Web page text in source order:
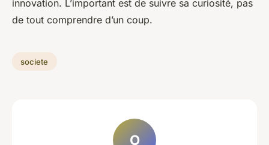
innovation. L’important est de suivre sa curiosité, pas
de tout comprendre d’un coup.
societe
O